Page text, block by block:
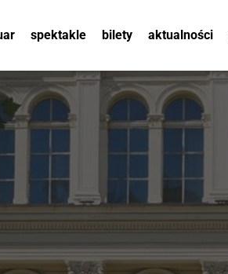
spektakle bilety aktualności